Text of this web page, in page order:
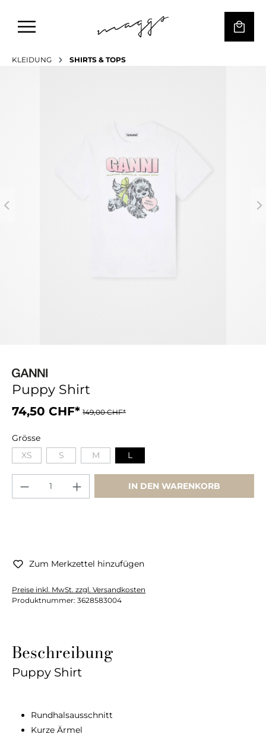
KLEIDUNG SHIRTS & TOPS
Puppy Shirt
74,50 CHF* 149,00 CHF*
Grösse
XS
S M L
IN DEN WARENKORB
Zum Merkzettel hinzufügen
Preise inkl. MwSt. zzgl. Versandkosten
Produktnummer: 3628583004
Beschreibung
Puppy Shirt
Rundhalsausschnitt
Kurze Ärmel